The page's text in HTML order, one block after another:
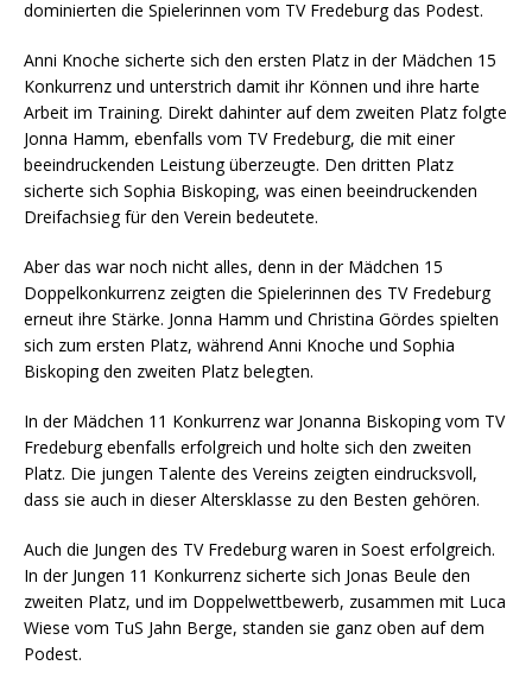
dominierten die Spielerinnen vom TV Fredeburg das Podest.
Anni Knoche sicherte sich den ersten Platz in der Mädchen 15
Konkurrenz und unterstrich damit ihr Können und ihre harte
Arbeit im Training. Direkt dahinter auf dem zweiten Platz folgte
Jonna Hamm, ebenfalls vom TV Fredeburg, die mit einer
beeindruckenden Leistung überzeugte. Den dritten Platz
sicherte sich Sophia Biskoping, was einen beeindruckenden
Dreifachsieg für den Verein bedeutete.
Aber das war noch nicht alles, denn in der Mädchen 15
Doppelkonkurrenz zeigten die Spielerinnen des TV Fredeburg
erneut ihre Stärke. Jonna Hamm und Christina Gördes spielten
sich zum ersten Platz, während Anni Knoche und Sophia
Biskoping den zweiten Platz belegten.
In der Mädchen 11 Konkurrenz war Jonanna Biskoping vom TV
Fredeburg ebenfalls erfolgreich und holte sich den zweiten
Platz. Die jungen Talente des Vereins zeigten eindrucksvoll,
dass sie auch in dieser Altersklasse zu den Besten gehören.
Auch die Jungen des TV Fredeburg waren in Soest erfolgreich.
In der Jungen 11 Konkurrenz sicherte sich Jonas Beule den
zweiten Platz, und im Doppelwettbewerb, zusammen mit Luca
Wiese vom TuS Jahn Berge, standen sie ganz oben auf dem
Podest.